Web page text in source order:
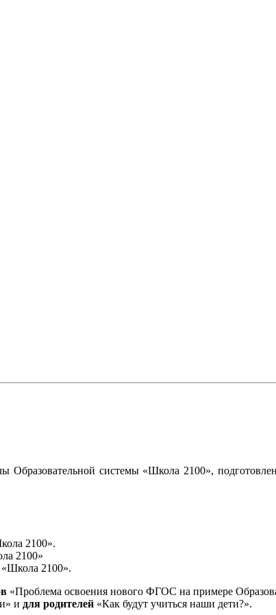
Образовательной системы «Школа 2100»,
2100».
2100»
«Школа 2100».
«Проблема освоения нового ФГОС на примере
и для родителей «Как будут учиться наши дети?».